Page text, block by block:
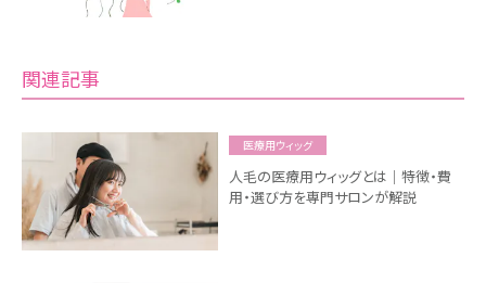
関連記事
医療用ウィッグ
人毛の医療用ウィッグとは｜特徴・費
用・選び方を専門サロンが解説